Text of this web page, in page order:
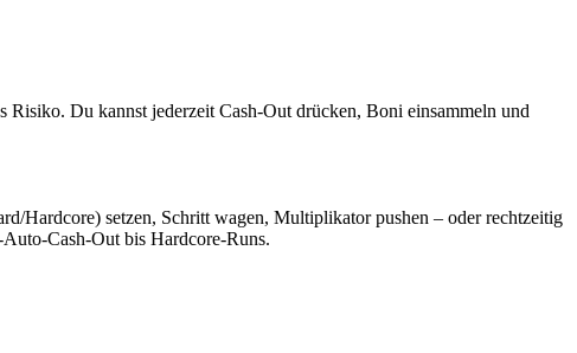
Du kannst jederzeit Cash-Out drücken, Boni einsammeln und
Hardcore) setzen, Schritt wagen, Multiplikator pushen – oder rechtzeitig
Cash-Out bis Hardcore-Runs.